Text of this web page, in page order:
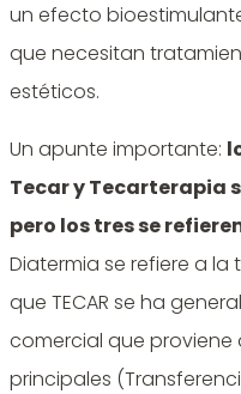
un efecto
que necesitan
estéticos.
Un apunte importante:
Tecar y Tecarterapia
pero los tres se
Diatermia se refiere a
que TECAR se ha
comercial que
principales